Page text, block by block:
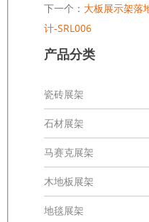
下一个： 大板展示架落
计-SRL006
产品分类
瓷砖展架
石材展架
马赛克展架
木地板展架
地毯展架